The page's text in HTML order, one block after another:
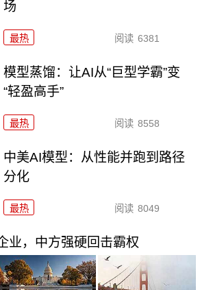
场
最热 阅读 6381
模型蒸馏：让AI从“巨型学霸”变
“轻盈高手”
最热 阅读 8558
中美AI模型：从性能并跑到路径
分化
最热 阅读 8049
业，中方强硬回击霸权